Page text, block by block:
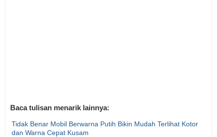
Baca tulisan menarik lainnya:
Tidak Benar Mobil Berwarna Putih Bikin Mudah Terlihat Kotor
dan Warna Cepat Kusam